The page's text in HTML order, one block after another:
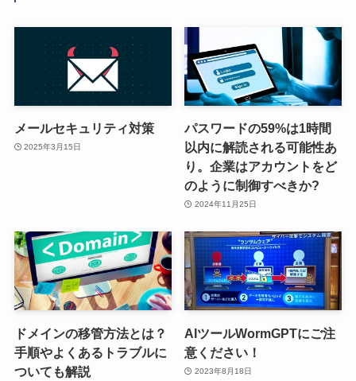
メールセキュリティ対策
2025年3月15日
パスワードの59%は1時間
以内に解読される可能性あ
り。企業はアカウントをど
のように制御すべきか?
2024年11月25日
ドメインの移管方法とは？
手順やよくあるトラブルに
ついても解説
AIツールWormGPTにご注
意ください！
2023年8月18日